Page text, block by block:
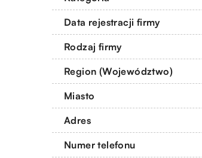
Data rejestracji firmy
Rodzaj firmy
Region (Województwo)
Miasto
Adres
Numer telefonu